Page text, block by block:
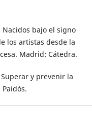
Nacidos bajo el signo
los artistas desde la
Madrid: Cátedra.
y prevenir la